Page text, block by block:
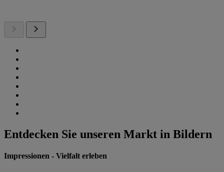
Entdecken Sie unseren Markt in Bildern
Impressionen - Vielfalt erleben